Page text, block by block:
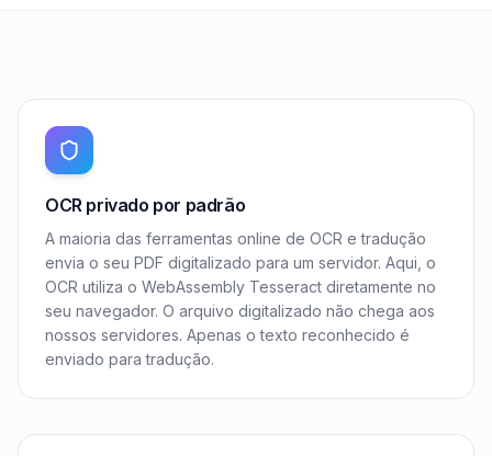
OCR privado por padrão
A maioria das ferramentas online de OCR e tradução
envia o seu PDF digitalizado para um servidor. Aqui, o
OCR utiliza o WebAssembly Tesseract diretamente no
seu navegador. O arquivo digitalizado não chega aos
nossos servidores. Apenas o texto reconhecido é
enviado para tradução.